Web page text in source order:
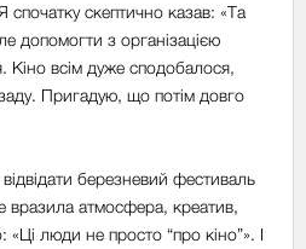
спочатку скептично казав: «Та
допомогти з організацією
Кіно всім дуже сподобалося,
Пригадую, що потім довго
березневий фестиваль
вразила атмосфера, креатив,
«Ці люди не просто “про кіно”». І